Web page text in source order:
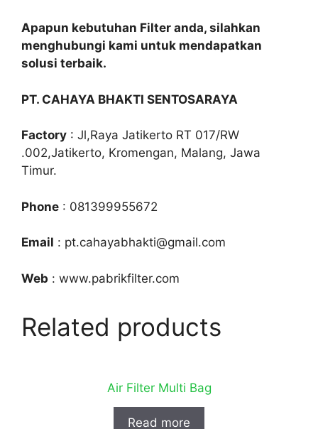
Apapun kebutuhan Filter anda, silahkan
menghubungi kami untuk mendapatkan
solusi terbaik.
PT. CAHAYA BHAKTI SENTOSARAYA
Factory : Jl,Raya Jatikerto RT 017/RW
.002,Jatikerto, Kromengan, Malang, Jawa
Timur.
Phone : 081399955672
Email : pt.cahayabhakti@gmail.com
Web : www.pabrikfilter.com
Related products
Air Filter Multi Bag
Read more